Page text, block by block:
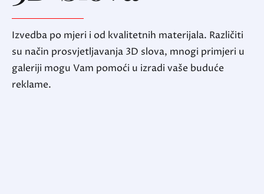
Izvedba po mjeri i od kvalitetnih materijala. Različiti
su način prosvjetljavanja 3D slova, mnogi primjeri u
galeriji mogu Vam pomoći u izradi vaše buduće
reklame.